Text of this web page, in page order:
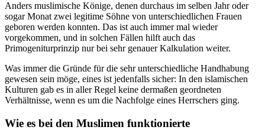
Anders muslimische Könige, denen durchaus im selben Jahr oder
sogar Monat zwei legitime Söhne von unterschiedlichen Frauen
geboren werden konnten. Das ist auch immer mal wieder
vorgekommen, und in solchen Fällen hilft auch das
Primogeniturprinzip nur bei sehr genauer Kalkulation weiter.
Was immer die Gründe für die sehr unterschiedliche Handhabung
gewesen sein möge, eines ist jedenfalls sicher: In den islamischen
Kulturen gab es in aller Regel keine dermaßen geordneten
Verhältnisse, wenn es um die Nachfolge eines Herrschers ging.
Wie es bei den Muslimen funktionierte